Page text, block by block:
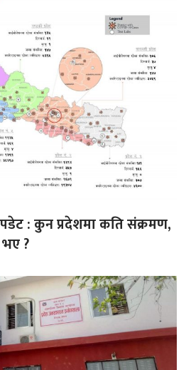
: कुन प्रदेशमा कति संक्रमण,
?